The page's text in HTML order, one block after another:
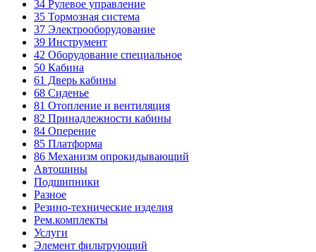
34 Рулевое управление
35 Тормозная система
37 Электрооборудование
39 Инструмент
42 Оборудование специальное
50 Кабина
61 Дверь кабины
68 Сиденье
81 Отопление и вентиляция
82 Принадлежности кабины
84 Оперение
85 Платформа
86 Механизм опрокидывающий
Автошины
Подшипники
Разное
Резино-технические изделия
Рем.комплекты
Услуги
Элемент фильтрующий